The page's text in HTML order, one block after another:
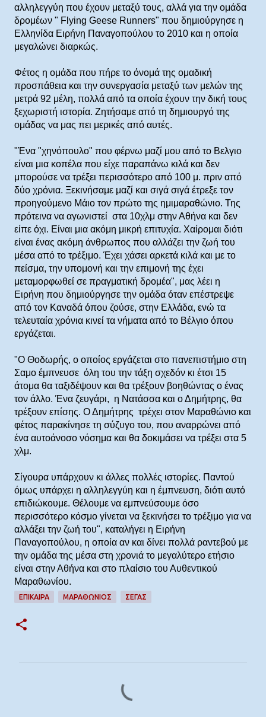
αλληλεγγύη που έχουν μεταξύ τους, αλλά για την ομάδα
δρομέων " Flying Geese Runners" που δημιούργησε η
Ελληνίδα Ειρήνη Παναγοπούλου το 2010 και η οποία
μεγαλώνει διαρκώς.
Φέτος η ομάδα που πήρε το όνομά της ομαδική
προσπάθεια και την συνεργασία μεταξύ των μελών της
μετρά 92 μέλη, πολλά από τα οποία έχουν την δική τους
ξεχωριστή ιστορία. Ζητήσαμε από τη δημιουργό της
ομάδας να μας πει μερικές από αυτές.
"Ένα "χηνόπουλο" που φέρνω μαζί μου από το Βελγιο
είναι μια κοπέλα που είχε παραπάνω κιλά και δεν
μπορούσε να τρέξει περισσότερο από 100 μ. πριν από
δύο χρόνια. Ξεκινήσαμε μαζί και σιγά σιγά έτρεξε τον
προηγούμενο Μάιο τον πρώτο της ημιμαραθώνιο. Της
πρότεινα να αγωνιστεί στα 10χλμ στην Αθήνα και δεν
είπε όχι. Είναι μια ακόμη μικρή επιτυχία. Χαίρομαι διότι
είναι ένας ακόμη άνθρωπος που αλλάζει την ζωή του
μέσα από το τρέξιμο. Έχει χάσει αρκετά κιλά και με το
πείσμα, την υπομονή και την επιμονή της έχει
μεταμορφωθεί σε πραγματική δρομέα", μας λέει η
Ειρήνη που δημιούργησε την ομάδα όταν επέστρεψε
από τον Καναδά όπου ζούσε, στην Ελλάδα, ενώ τα
τελευταία χρόνια κινεί τα νήματα από το Βέλγιο όπου
εργάζεται.
"Ο Θοδωρής, ο οποίος εργάζεται στο πανεπιστήμιο στη
Σαμο έμπνευσε όλη του την τάξη σχεδόν κι έτσι 15
άτομα θα ταξιδέψουν και θα τρέξουν βοηθώντας ο ένας
τον άλλο. Ένα ζευγάρι, η Νατάσσα και ο Δημήτρης, θα
τρέξουν επίσης. Ο Δημήτρης τρέχει στον Μαραθώνιο και
φέτος παρακίνησε τη σύζυγο του, που αναρρώνει από
ένα αυτοάνοσο νόσημα και θα δοκιμάσει να τρέξει στα 5
χλμ.
Σίγουρα υπάρχουν κι άλλες πολλές ιστορίες. Παντού
όμως υπάρχει η αλληλεγγύη και η έμπνευση, διότι αυτό
επιδιώκουμε. Θέλουμε να εμπνεύσουμε όσο
περισσότερο κόσμο γίνεται να ξεκινήσει το τρέξιμο για να
αλλάξει την ζωή του", καταλήγει η Ειρήνη
Παναγοπούλου, η οποία αν και δίνει πολλά ραντεβού με
την ομάδα της μέσα στη χρονιά το μεγαλύτερο ετήσιο
είναι στην Αθήνα και στο πλαίσιο του Αυθεντικού
Μαραθωνίου.
ΕΠΊΚΑΙΡΑ ΜΑΡΑΘΩΝΙΟΣ ΣΕΓΑΣ